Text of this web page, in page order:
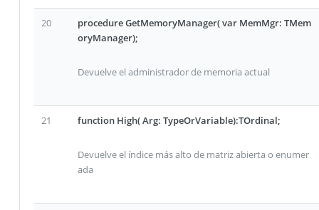
20
procedure GetMemoryManager( var MemMgr: TMem
oryManager);
Devuelve el administrador de memoria actual
21 function High( Arg: TypeOrVariable):TOrdinal;
Devuelve el índice más alto de matriz abierta o enumer
ada